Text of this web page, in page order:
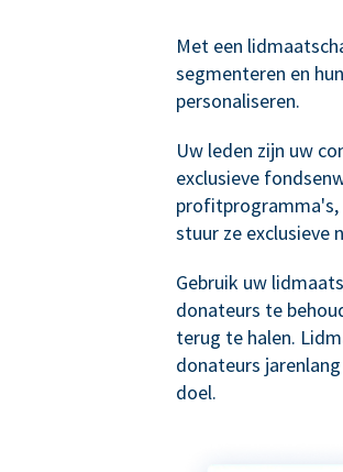
Met een
segmenteren en
personaliseren.
Uw leden zijn uw
exclusieve
profitprogramma's,
stuur ze exclusieve
Gebruik uw
donateurs te
terug te halen.
donateurs
doel.